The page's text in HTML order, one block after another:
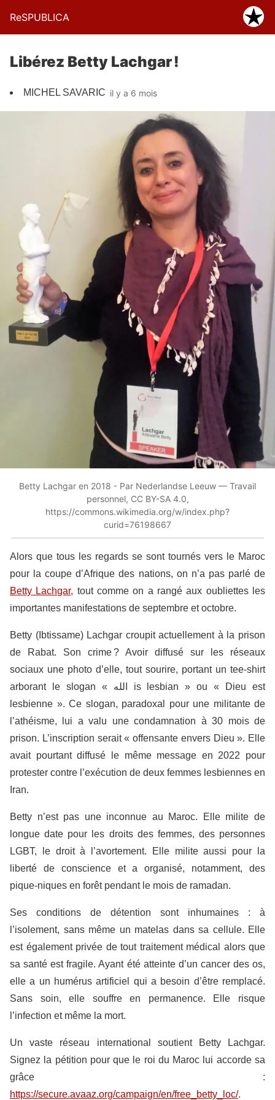
ReSPUBLICA
Libérez Betty Lachgar !
MICHEL SAVARIC il y a 6 mois
Betty Lachgar en 2018 - Par Nederlandse Leeuw — Travail
personnel, CC BY-SA 4.0,
https://commons.wikimedia.org/w/index.php?
curid=76198667
Alors que tous les regards se sont tournés vers le Maroc
pour la coupe d’Afrique des nations, on n’a pas parlé de
Betty Lachgar, tout comme on a rangé aux oubliettes les
importantes manifestations de septembre et octobre.
Betty (Ibtissame) Lachgar croupit actuellement à la prison
de Rabat. Son crime ? Avoir diffusé sur les réseaux
sociaux une photo d’elle, tout sourire, portant un tee-shirt
arborant le slogan « الله is lesbian » ou « Dieu est
lesbienne ». Ce slogan, paradoxal pour une militante de
l’athéisme, lui a valu une condamnation à 30 mois de
prison. L’inscription serait « offensante envers Dieu ». Elle
avait pourtant diffusé le même message en 2022 pour
protester contre l’exécution de deux femmes lesbiennes en
Iran.
Betty n’est pas une inconnue au Maroc. Elle milite de
longue date pour les droits des femmes, des personnes
LGBT, le droit à l’avortement. Elle milite aussi pour la
liberté de conscience et a organisé, notamment, des
pique-niques en forêt pendant le mois de ramadan.
Ses conditions de détention sont inhumaines : à
l’isolement, sans même un matelas dans sa cellule. Elle
est également privée de tout traitement médical alors que
sa santé est fragile. Ayant été atteinte d’un cancer des os,
elle a un humérus artificiel qui a besoin d’être remplacé.
Sans soin, elle souffre en permanence. Elle risque
l’infection et même la mort.
Un vaste réseau international soutient Betty Lachgar.
Signez la pétition pour que le roi du Maroc lui accorde sa
grâce :
https://secure.avaaz.org/campaign/en/free_betty_loc/.